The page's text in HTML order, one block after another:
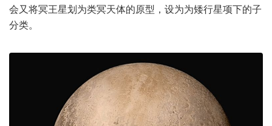
会又将冥王星划为类冥天体的原型，设为为矮行星项下的子
分类。